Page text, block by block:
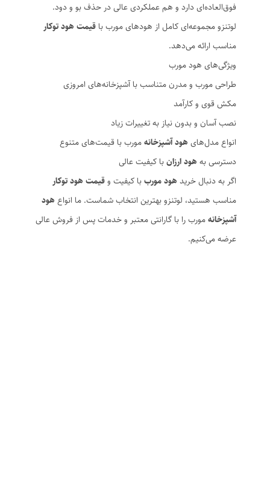
فوق‌العاده‌ای دارد و هم عملکردی عالی در حذف بو و دود.
لوتنزو مجموعه‌ای کامل از هودهای مورب باقیمت هود توکار
مناسب ارائه می‌دهد.
ویژگی‌های هود مورب
طراحی مورب و مدرن متناسب با آشپزخانه‌های امروزی
مکش قوی و کارآمد
نصب آسان و بدون نیاز به تغییرات زیاد
انواع مدل‌های هود آشپزخانهمورب با قیمت‌های متنوع
دسترسی به هود ارزانبا کیفیت عالی
اگر به دنبال خرید هود مورببا کیفیت وقیمت هود توکار
مناسب هستید، لوتنزو بهترین انتخاب شماست. ما انواع هود
آشپزخانهمورب را با گارانتی معتبر و خدمات پس از فروش عالی
عرضه می‌کنیم.